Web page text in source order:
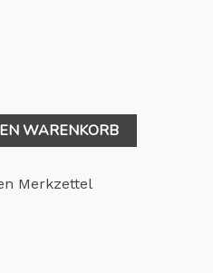
WARENKORB
Merkzettel